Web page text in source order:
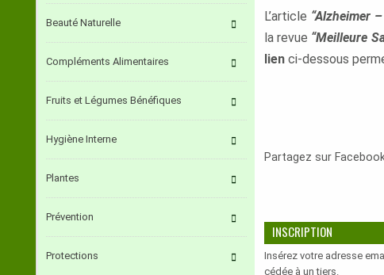
L’article “Alzheimer –
la revue “Meilleure
lien ci-dessous
Partagez sur
INSCRIPTION
Insérez votre adresse
cédée à un tiers.
Beauté Naturelle
Compléments Alimentaires
Fruits et Légumes Bénéfiques
Hygiène Interne
Plantes
Prévention
Protections